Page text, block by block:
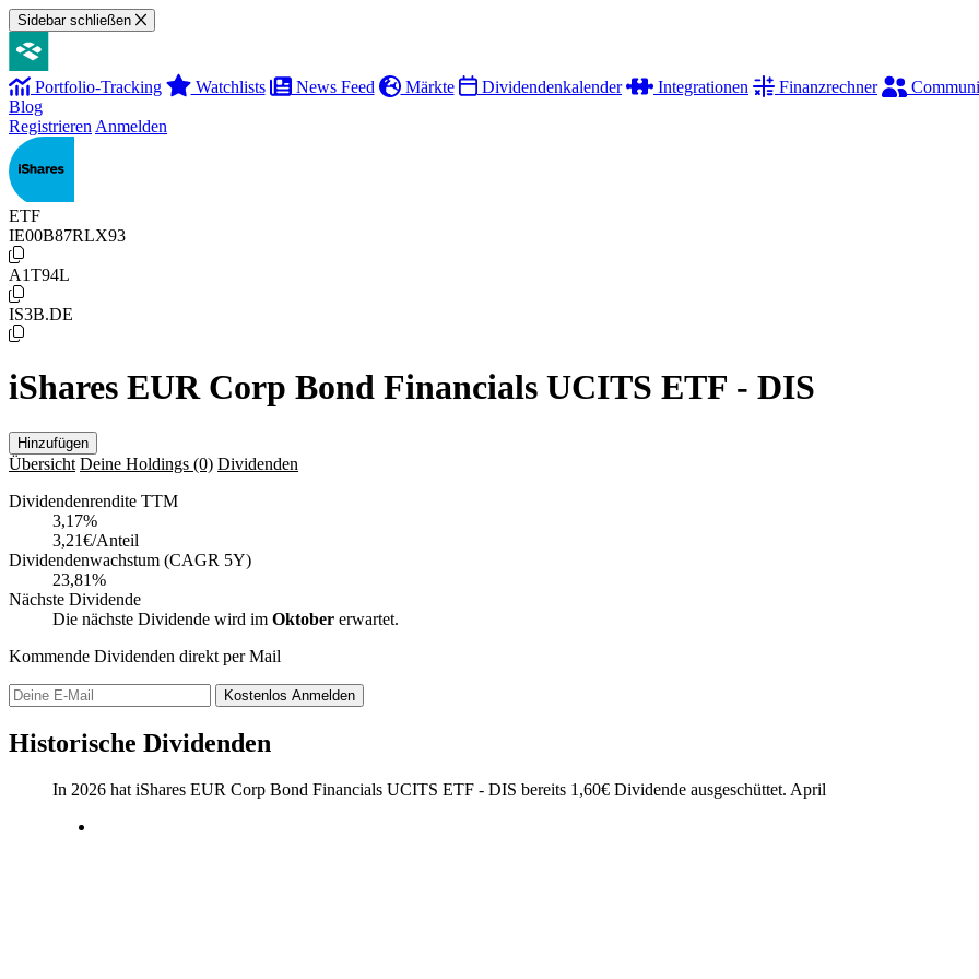
Sidebar schließen
Portfolio-Tracking Watchlists News Feed Märkte Dividendenkalender Integrationen Finanzrechner
Blog
Registrieren Anmelden
ETF
IE00B87RLX93
A1T94L
IS3B.DE
iShares EUR Corp Bond Financials UCITS ETF - DIS
Hinzufügen
Übersicht Deine Holdings (0) Dividenden
Dividendenrendite TTM
3,17%
3,21€/Anteil
Dividendenwachstum (CAGR 5Y)
23,81%
Nächste Dividende
Die nächste Dividende wird im Oktober erwartet.
Kommende Dividenden direkt per Mail
Kostenlos Anmelden
Historische Dividenden
In 2026 hat iShares EUR Corp Bond Financials UCITS ETF - DIS bereits 1,60€ Dividende ausgeschüttet. April